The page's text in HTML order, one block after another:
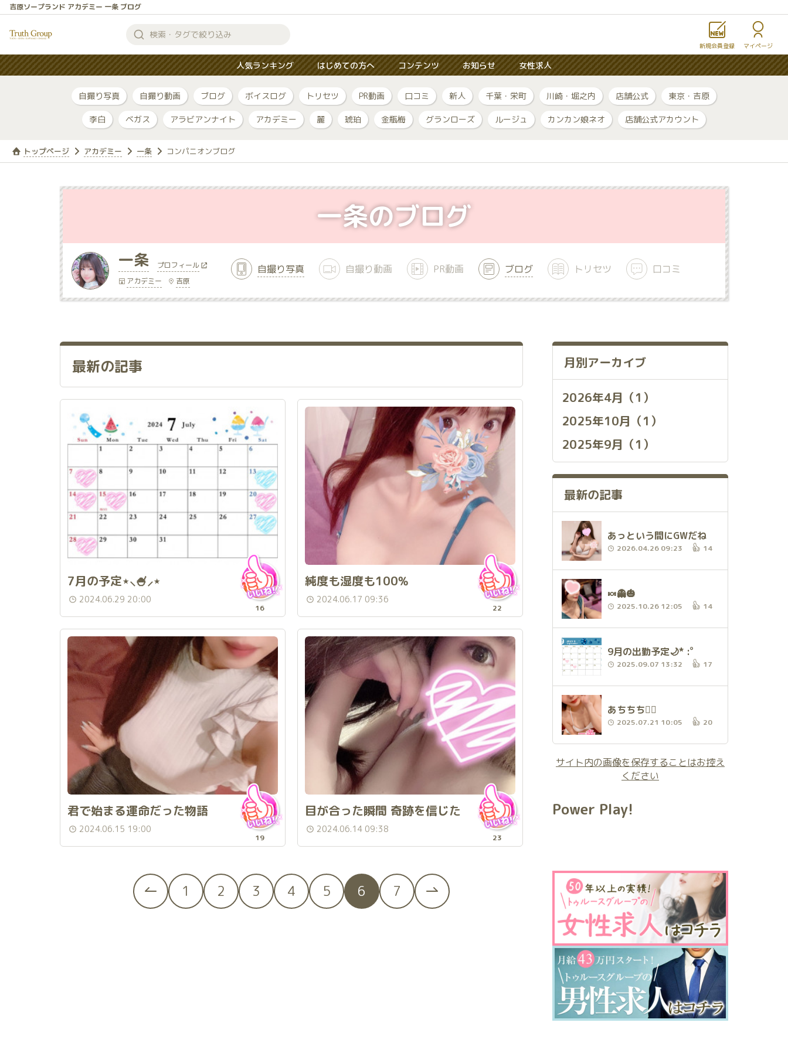
吉原ソープランド アカデミー 一条 ブログ
索
す
る
新規会員登録 マイページ
人気ランキング はじめての方へ コンテンツ お知らせ 女性求人
自撮り写真 自撮り動画 ブログ ボイスログ トリセツ PR動画 口コミ 新人 千葉・栄町 川崎・堀之内 店舗公式 東京・吉原
李白 ベガス アラビアンナイト アカデミー 麗 琥珀 金瓶梅 グランローズ ルージュ カンカン娘ネオ 店舗公式アカウント
トップページ アカデミー 一条 コンパニオンブログ
一条
プロフィール
アカデミー
吉原
自撮り写真 自撮り動画 PR動画 ブログ トリセツ 口コミ
一条のブログ
最新の記事
7月の予定⋆⸜🍧⸝⋆
2024.06.29 20:00
16
純度も湿度も100%
2024.06.17 09:36
22
君で始まる運命だった物語
2024.06.15 19:00
19
目が合った瞬間 奇跡を信じた
2024.06.14 09:38
23
1 2 3 4 5 6 7
月別アーカイブ
2026年4月（1）
2025年10月（1）
2025年9月（1）
最新の記事
あっという間にGWだね
2026.04.26 09:23 14
🍬👻🎃
2025.10.26 12:05 14
9月の出勤予定🌙* :ﾟ
2025.09.07 13:32 17
あちちち❤️‍🔥
2025.07.21 10:05 20
サイト内の画像を保存することはお控え
ください
Power Play!